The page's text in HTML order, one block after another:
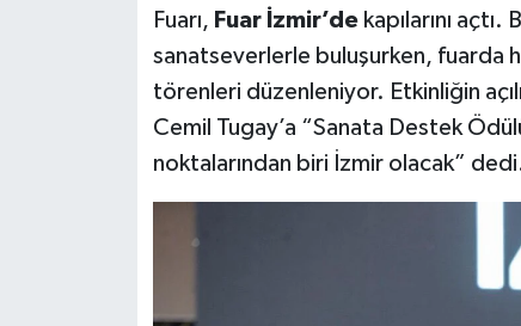
Fuarı, Fuar İzmir’dekapılarını açtı.
sanatseverlerle buluşurken, fuarda
törenleri düzenleniyor. Etkinliğin
Cemil Tugay’a “Sanata Destek
noktalarından biri İzmir olacak”